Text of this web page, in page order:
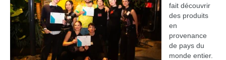
fait découvrir
des produits
en
provenance
de pays du
monde entier.